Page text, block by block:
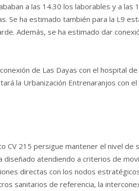
a las 14.30 los laborables y a las
Se ha estimado también para la L9
Además, se ha estimado dar
de Las Dayas con el hospital
la Urbanización Entrenaranjos con
CV 215 persigue mantener el nivel de
diseñado atendiendo a criterios de
directas con los nodos
sanitarios de referencia, la